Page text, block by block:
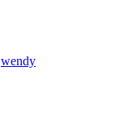
wendy